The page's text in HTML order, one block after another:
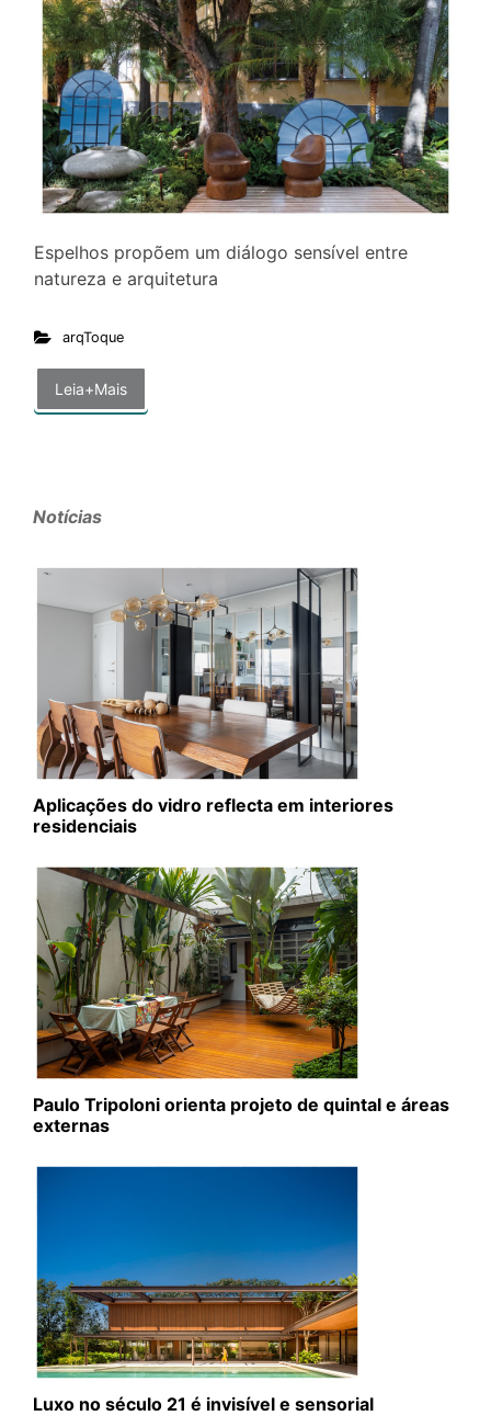
Espelhos propõem um diálogo sensível entre
natureza e arquitetura
arqToque
Leia+Mais
Notícias
Aplicações do vidro reflecta em interiores
residenciais
Paulo Tripoloni orienta projeto de quintal e áreas
externas
Luxo no século 21 é invisível e sensorial